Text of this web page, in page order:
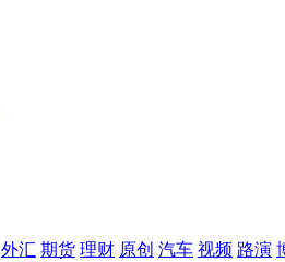
外汇 期货 理财 原创 汽车 视频 路演